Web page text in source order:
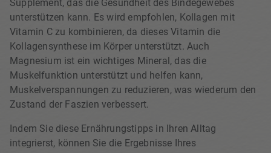
Supplement, das die Gesundheit des Bindegewebes
unterstützen kann. Es wird empfohlen, Kollagen mit
Vitamin C zu kombinieren, da dieses Vitamin die
Kollagensynthese im Körper unterstützt. Auch
Magnesium ist ein wichtiges Mineral, das die
Muskelfunktion unterstützt und helfen kann,
Muskelverspannungen zu reduzieren, was wiederum den
Zustand der Faszien verbessert.
Indem Sie diese Ernährungstipps in Ihren Alltag
integrierst, können Sie die Ergebnisse Ihres